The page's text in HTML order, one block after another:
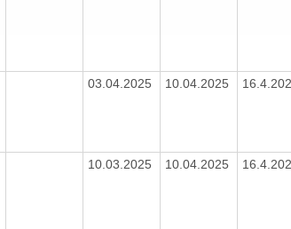
03.04.2025 10.04.2025
10.03.2025 10.04.2025